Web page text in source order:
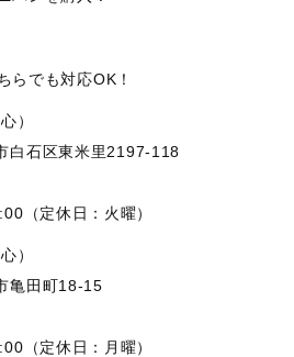
らでも対応OK！
）
白石区東米里2197-118
（定休日：火曜）
）
亀田町18-15
（定休日：月曜）